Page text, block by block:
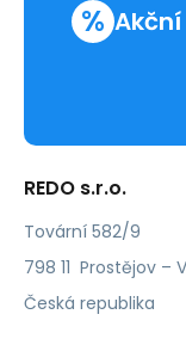
%
REDO s.r.o.
Tovární 582/9
798 11 Prostějov –
Česká republika